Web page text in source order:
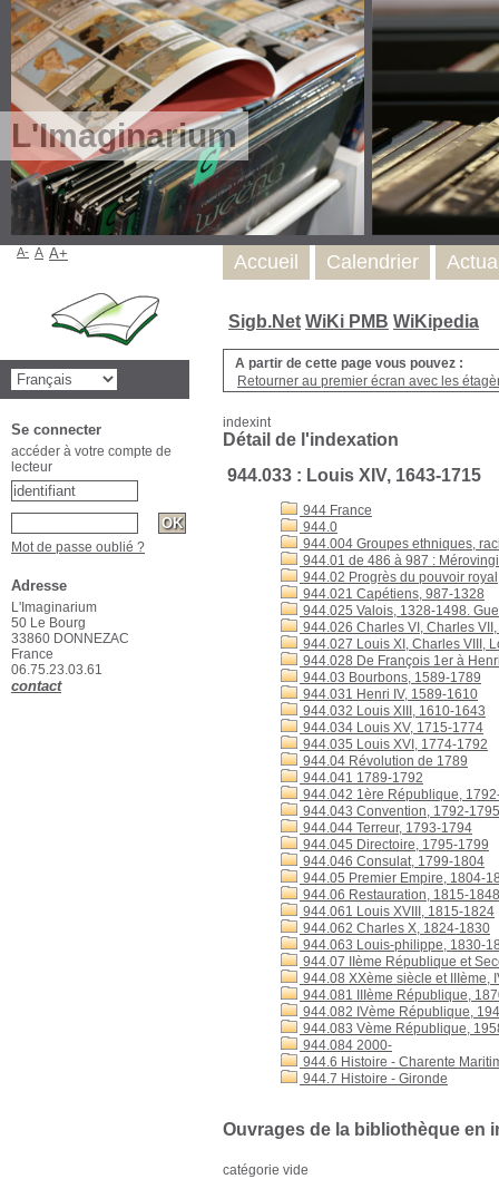
L'Imaginarium
Sigb.Net WiKi PMB WiKipedia
A partir de cette page vous pouvez :
Retourner au premier écran avec les
indexint
Détail de l'indexation
944.033 : Louis XIV, 1643-1715
944 France
944.0
944.004 Groupes ethniques,
944.01 de 486 à 987 :
944.02 Progrès du pouvoir
944.021 Capétiens, 987-1328
944.025 Valois, 1328-1498.
944.026 Charles VI, Charles
944.027 Louis XI, Charles VIII,
944.028 De François 1er à
944.03 Bourbons, 1589-1789
944.031 Henri IV, 1589-1610
944.032 Louis XIII, 1610-1643
944.034 Louis XV, 1715-1774
944.035 Louis XVI, 1774-1792
944.04 Révolution de 1789
944.041 1789-1792
944.042 1ère République,
944.043 Convention, 1792-1795
944.044 Terreur, 1793-1794
944.045 Directoire, 1795-1799
944.046 Consulat, 1799-1804
944.05 Premier Empire, 1804-
944.06 Restauration, 1815-1848
944.061 Louis XVIII, 1815-1824
944.062 Charles X, 1824-1830
944.063 Louis-philippe, 1830-
944.07 IIème République et
944.08 XXème siècle et IIIème,
944.081 IIIème République,
944.082 IVème République,
944.083 Vème République,
944.084 2000-
944.6 Histoire - Charente
944.7 Histoire - Gironde
Ouvrages de la bibliothèque en
catégorie vide
Accueil Calendrier
A- A A+
Se connecter
accéder à votre compte de
lecteur
Mot de passe oublié ?
Adresse
L'Imaginarium
50 Le Bourg
33860 DONNEZAC
France
06.75.23.03.61
contact